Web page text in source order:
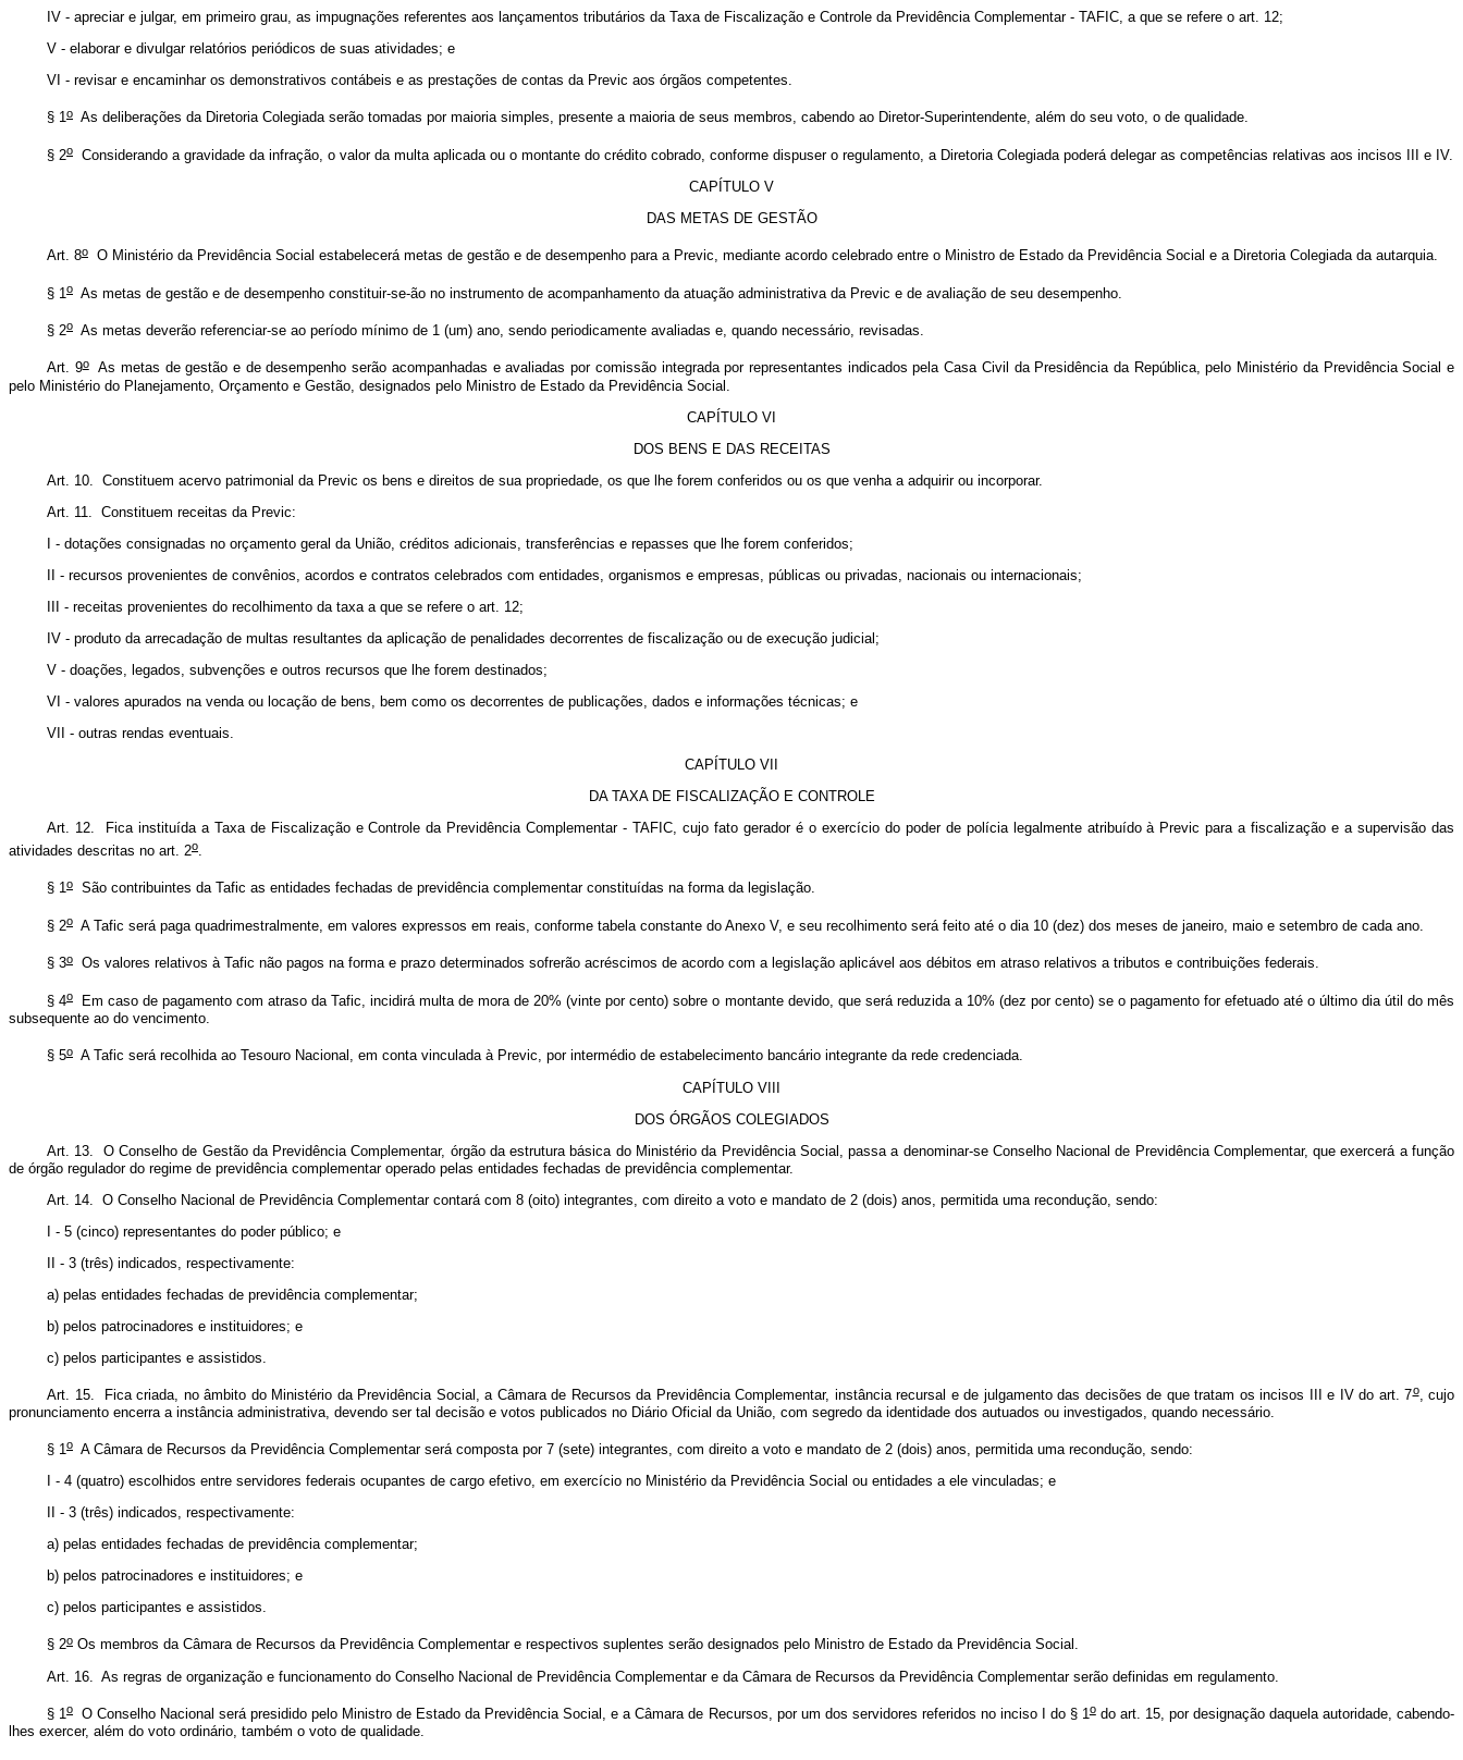
IV - apreciar e julgar, em primeiro grau, as impugnações referentes aos lançamentos tributários da Taxa de Fiscalização e Controle da Previdência Complementar - TAFIC, a que se refere o art. 12;
V - elaborar e divulgar relatórios periódicos de suas atividades; e
VI - revisar e encaminhar os demonstrativos contábeis e as prestações de contas da Previc aos órgãos competentes.
§ 1o As deliberações da Diretoria Colegiada serão tomadas por maioria simples, presente a maioria de seus membros, cabendo ao Diretor-Superintendente, além do seu voto, o de qualidade.
§ 2o
Considerando a gravidade da infração, o valor da multa aplicada ou o montante do crédito cobrado, conforme dispuser o regulamento, a Diretoria Colegiada poderá delegar as competências relativas aos incisos III e IV.
CAPÍTULO V
DAS METAS DE GESTÃO
Art. 8o O Ministério da Previdência Social estabelecerá metas de gestão e de desempenho para a Previc, mediante acordo celebrado entre o Ministro de Estado da Previdência Social e a Diretoria Colegiada da autarquia.
§ 1o As metas de gestão e de desempenho constituir-se-ão no instrumento de acompanhamento da atuação administrativa da Previc e de avaliação de seu desempenho.
§ 2o As metas deverão referenciar-se ao período mínimo de 1 (um) ano, sendo periodicamente avaliadas e, quando necessário, revisadas.
Art. 9oAs metas de gestão e de desempenho serão acompanhadas e avaliadas por comissão integrada por representantes indicados pela Casa Civil da Presidência da República, pelo Ministério da Previdência Social e
pelo Ministério do Planejamento, Orçamento e Gestão, designados pelo Ministro de Estado da Previdência Social.
CAPÍTULO VI
DOS BENS E DAS RECEITAS
Art. 10. Constituem acervo patrimonial da Previc os bens e direitos de sua propriedade, os que lhe forem conferidos ou os que venha a adquirir ou incorporar.
Art. 11. Constituem receitas da Previc:
I - dotações consignadas no orçamento geral da União, créditos adicionais, transferências e repasses que lhe forem conferidos;
II - recursos provenientes de convênios, acordos e contratos celebrados com entidades, organismos e empresas, públicas ou privadas, nacionais ou internacionais;
III - receitas provenientes do recolhimento da taxa a que se refere o art. 12;
IV - produto da arrecadação de multas resultantes da aplicação de penalidades decorrentes de fiscalização ou de execução judicial;
V - doações, legados, subvenções e outros recursos que lhe forem destinados;
VI - valores apurados na venda ou locação de bens, bem como os decorrentes de publicações, dados e informações técnicas; e
VII - outras rendas eventuais.
CAPÍTULO VII
DA TAXA DE FISCALIZAÇÃO E CONTROLE
Art. 12. Fica instituída a Taxa de Fiscalização e Controle da Previdência Complementar - TAFIC, cujo fato gerador é o exercício do poder de polícia legalmente atribuído à Previc para a fiscalização e a supervisão das
atividades descritas no art. 2o.
§ 1o São contribuintes da Tafic as entidades fechadas de previdência complementar constituídas na forma da legislação.
§ 2o A Tafic será paga quadrimestralmente, em valores expressos em reais, conforme tabela constante do Anexo V, e seu recolhimento será feito até o dia 10 (dez) dos meses de janeiro, maio e setembro de cada ano.
§ 3o Os valores relativos à Tafic não pagos na forma e prazo determinados sofrerão acréscimos de acordo com a legislação aplicável aos débitos em atraso relativos a tributos e contribuições federais.
§ 4o
Em caso de pagamento com atraso da Tafic, incidirá multa de mora de 20% (vinte por cento) sobre o montante devido, que será reduzida a 10% (dez por cento) se o pagamento for efetuado até o último dia útil do mês
subsequente ao do vencimento.
§ 5o A Tafic será recolhida ao Tesouro Nacional, em conta vinculada à Previc, por intermédio de estabelecimento bancário integrante da rede credenciada.
CAPÍTULO VIII
DOS ÓRGÃOS COLEGIADOS
Art. 13. O Conselho de Gestão da Previdência Complementar, órgão da estrutura básica do Ministério da Previdência Social, passa a denominar-se Conselho Nacional de Previdência Complementar, que exercerá a função
de órgão regulador do regime de previdência complementar operado pelas entidades fechadas de previdência complementar.
Art. 14. O Conselho Nacional de Previdência Complementar contará com 8 (oito) integrantes, com direito a voto e mandato de 2 (dois) anos, permitida uma recondução, sendo:
I - 5 (cinco) representantes do poder público; e
II - 3 (três) indicados, respectivamente:
a) pelas entidades fechadas de previdência complementar;
b) pelos patrocinadores e instituidores; e
c) pelos participantes e assistidos.
Art. 15. Fica criada, no âmbito do Ministério da Previdência Social, a Câmara de Recursos da Previdência Complementar, instância recursal e de julgamento das decisões de que tratam os incisos III e IV do art. 7o, cujo
pronunciamento encerra a instância administrativa, devendo ser tal decisão e votos publicados no Diário Oficial da União, com segredo da identidade dos autuados ou investigados, quando necessário.
§ 1o A Câmara de Recursos da Previdência Complementar será composta por 7 (sete) integrantes, com direito a voto e mandato de 2 (dois) anos, permitida uma recondução, sendo:
I - 4 (quatro) escolhidos entre servidores federais ocupantes de cargo efetivo, em exercício no Ministério da Previdência Social ou entidades a ele vinculadas; e
II - 3 (três) indicados, respectivamente:
a) pelas entidades fechadas de previdência complementar;
b) pelos patrocinadores e instituidores; e
c) pelos participantes e assistidos.
§ 2o Os membros da Câmara de Recursos da Previdência Complementar e respectivos suplentes serão designados pelo Ministro de Estado da Previdência Social.
Art. 16. As regras de organização e funcionamento do Conselho Nacional de Previdência Complementar e da Câmara de Recursos da Previdência Complementar serão definidas em regulamento.
§ 1o O Conselho Nacional será presidido pelo Ministro de Estado da Previdência Social, e a Câmara de Recursos, por um dos servidores referidos no inciso I do § 1odo art. 15, por designação daquela autoridade, cabendo-
lhes exercer, além do voto ordinário, também o voto de qualidade.